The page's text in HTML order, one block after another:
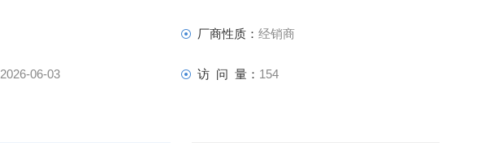
厂商性质： 经销商
2026-06-03 访 问 量： 154